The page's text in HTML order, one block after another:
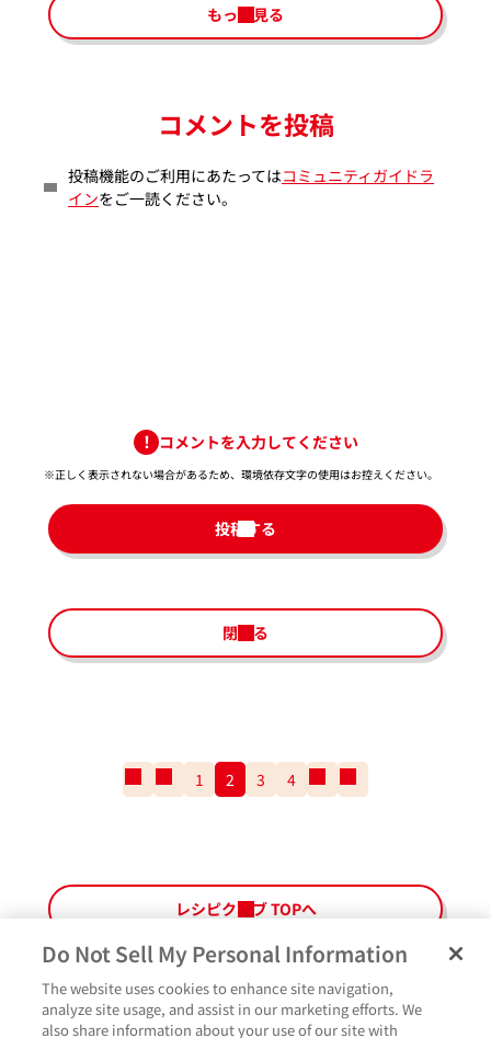
もっと見る
コメントを投稿
投稿機能のご利用にあたってはコミュニティガイドラ
インをご一読ください。
コメントを入力してください
※正しく表示されない場合があるため、環境依存文字の使用はお控えください。​
投稿する
閉じる
番
ペ
ー
ジ
の
1 2 3 4
の
番
ペ
ー
レシピクラブ TOPへ
ペ
ー
よくあるご質問 ご利用規約Glicoメンバーズ会員規約プライバシーポリシー
サイトマップお問い合わせCookie設定Glicoホームページ
Do Not Sell My Personal Information
The website uses cookies to enhance site navigation,
analyze site usage, and assist in our marketing efforts. We
also share information about your use of our site with